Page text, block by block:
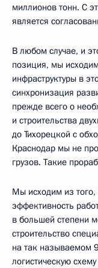
миллионов тонн. С
является
В любом случае, и
позиция, мы
инфраструктуры в
синхронизация
прежде всего о
и строительства
до Тихорецкой с
Краснодар мы не
грузов. Такие
Мы исходим из того,
эффективность
в большей степени
строительство
на так называемом
логистическую